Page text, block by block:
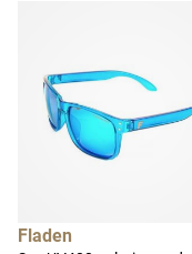
Fladen